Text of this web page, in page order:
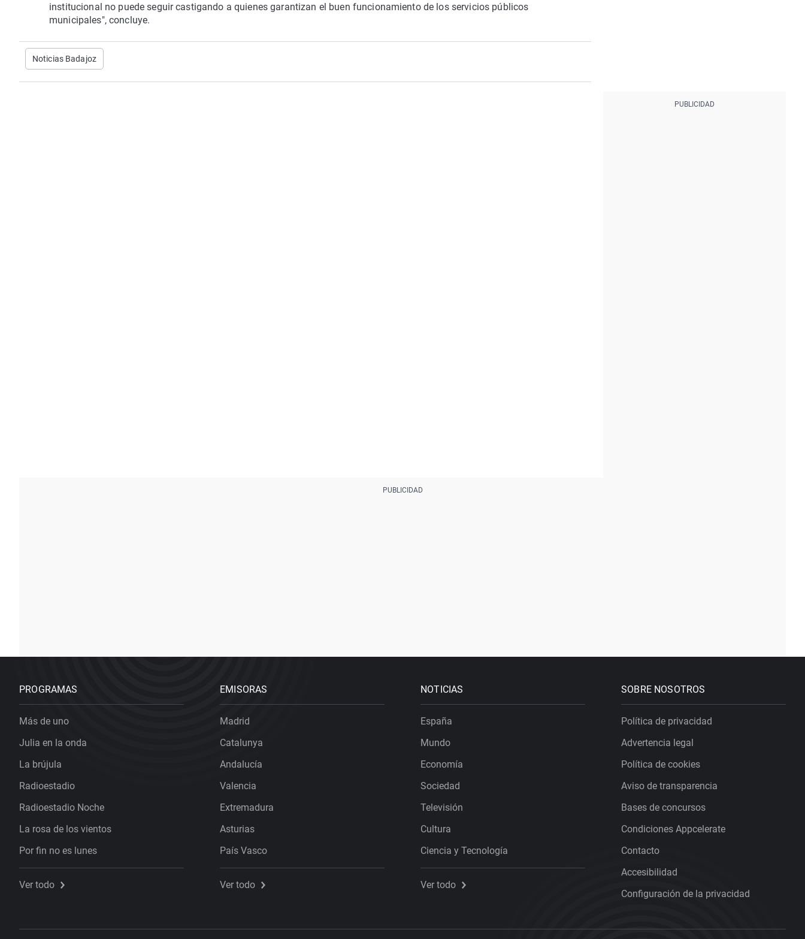
institucional no puede seguir castigando a quienes garantizan el buen funcionamiento de los servicios públicos
municipales", concluye.
Noticias Badajoz
PROGRAMAS
Más de uno
Julia en la onda
La brújula
Radioestadio
Radioestadio Noche
La rosa de los vientos
Por fin no es lunes
Ver todo
EMISORAS
Madrid
Catalunya
Andalucía
Valencia
Extremadura
Asturias
País Vasco
Ver todo
NOTICIAS
España
Mundo
Economía
Sociedad
Televisión
Cultura
Ciencia y Tecnología
Ver todo
SOBRE NOSOTROS
Política de privacidad
Advertencia legal
Política de cookies
Aviso de transparencia
Bases de concursos
Condiciones Appcelerate
Contacto
Accesibilidad
Configuración de la privacidad